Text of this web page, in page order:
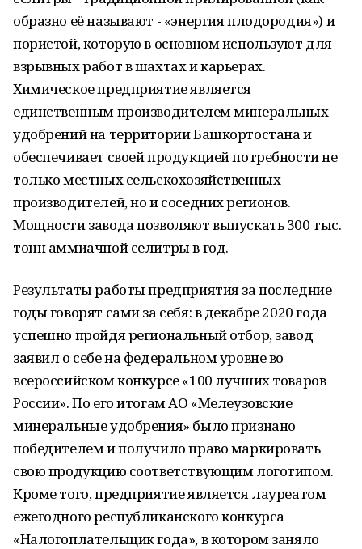
образно её называют - «энергия плодородия») и
пористой, которую в основном используют для
взрывных работ в шахтах и карьерах.
Химическое предприятие является
единственным производителем минеральных
удобрений на территории Башкортостана и
обеспечивает своей продукцией потребности не
только местных сельскохозяйственных
производителей, но и соседних регионов.
Мощности завода позволяют выпускать 300 тыс.
тонн аммиачной селитры в год.
Результаты работы предприятия за последние
годы говорят сами за себя: в декабре 2020 года
успешно пройдя региональный отбор, завод
заявил о себе на федеральном уровне во
всероссийском конкурсе «100 лучших товаров
России». По его итогам АО «Мелеузовские
минеральные удобрения» было признано
победителем и получило право маркировать
свою продукцию соответствующим логотипом.
Кроме того, предприятие является лауреатом
ежегодного республиканского конкурса
«Налогоплательщик года», в котором заняло